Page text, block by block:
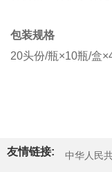
包装规格
20头份/瓶×10瓶/盒
友情链接:
中华人民